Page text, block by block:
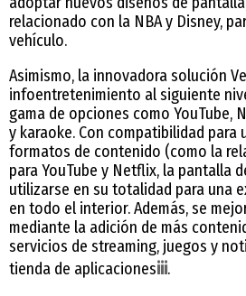
relacionado con la NBA y Disney,
vehículo.
Asimismo, la innovadora solución
infoentretenimiento al siguiente
gama de opciones como YouTube,
y karaoke. Con compatibilidad para
formatos de contenido (como la
para YouTube y Netflix, la pantalla
utilizarse en su totalidad para una
en todo el interior. Además, se
mediante la adición de más
servicios de streaming, juegos y
tienda de aplicacionesiii.